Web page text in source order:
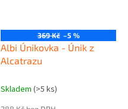
369 Kč –5 %
Albi Únikovka - Únik z
Alcatrazu
Skladem (>5 ks)